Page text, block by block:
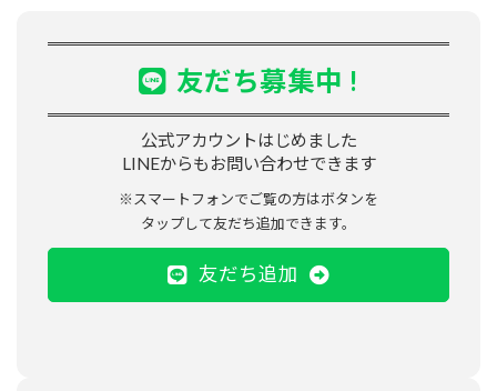
友だち募集中 !
公式アカウントはじめました
LINEからもお問い合わせできます
※スマートフォンでご覧の方はボタンを
タップして友だち追加できます。
友だち追加